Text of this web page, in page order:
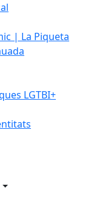
| La Piqueta
LGTBI+